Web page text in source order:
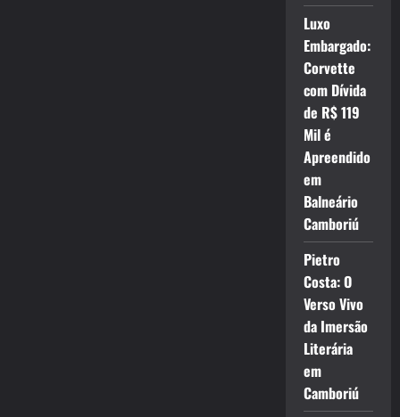
Luxo
Embargado:
Corvette
com Dívida
de R$ 119
Mil é
Apreendido
em
Balneário
Camboriú
Pietro
Costa: O
Verso Vivo
da Imersão
Literária
em
Camboriú